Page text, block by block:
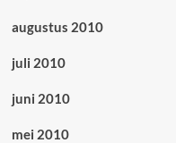
augustus 2010
juli 2010
juni 2010
mei 2010